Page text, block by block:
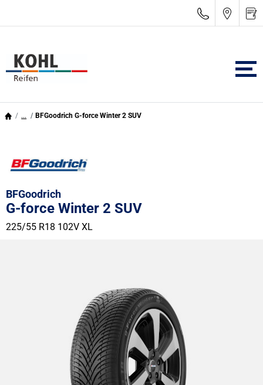
... BFGoodrich G-force Winter 2 SUV
BFGoodrich
G-force Winter 2 SUV
225/55 R18 102V XL